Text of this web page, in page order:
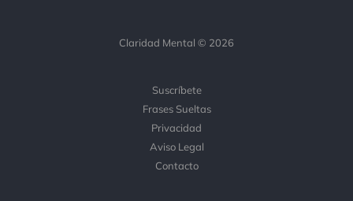
Claridad Mental © 2026
Suscríbete
Frases Sueltas
Privacidad
Aviso Legal
Contacto